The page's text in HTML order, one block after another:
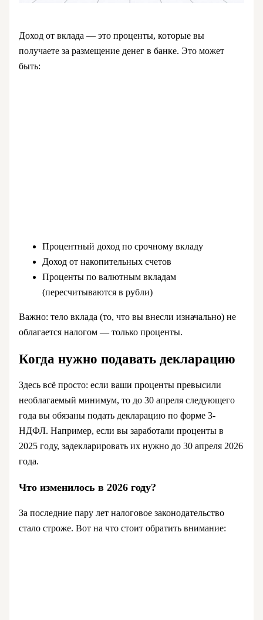
Доход от вклада — это проценты, которые вы
получаете за размещение денег в банке. Это может
быть:
Процентный доход по срочному вкладу
Доход от накопительных счетов
Проценты по валютным вкладам
(пересчитываются в рубли)
Важно: тело вклада (то, что вы внесли изначально) не
облагается налогом — только проценты.
Когда нужно подавать декларацию
Здесь всё просто: если ваши проценты превысили
необлагаемый минимум, то до 30 апреля следующего
года вы обязаны подать декларацию по форме 3-
НДФЛ. Например, если вы заработали проценты в
2025 году, задекларировать их нужно до 30 апреля 2026
года.
Что изменилось в 2026 году?
За последние пару лет налоговое законодательство
стало строже. Вот на что стоит обратить внимание: